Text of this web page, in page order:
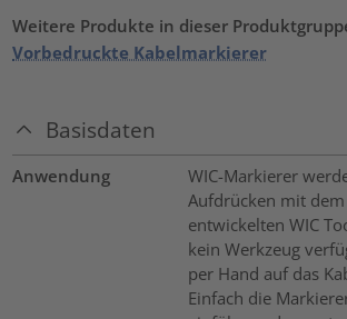
Weitere Produkte in dieser
Vorbedruckte Kabelmarkierer
Basisdaten
Anwendung
WIC-Markierer
Aufdrücken mit
entwickelten WIC
kein Werkzeug
per Hand auf das
Einfach die